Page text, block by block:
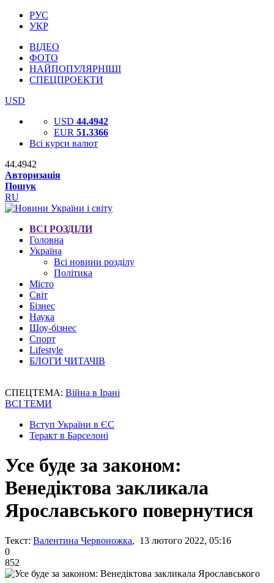
РУС
УКР
ВІДЕО
ФОТО
НАЙПОПУЛЯРНІШІ
СПЕЦПРОЕКТИ
USD
USD 44.4942
EUR 51.3366
Всі курси валют
44.4942
Авторизація
Пошук
RU
ВСІ РОЗДІЛИ
Головна
Україна
Всі новини розділу
Політика
Місто
Світ
Бізнес
Наука
Шоу-бізнес
Спорт
Lifestyle
БЛОГИ ЧИТАЧІВ
СПЕЦТЕМА: Війна в Ірані
ВСІ ТЕМИ
Вступ України в ЄС
Теракт в Барселоні
Усе буде за законом:
Венедіктова закликала
Ярославського повернутися
Текст: Валентина Червоножка, 13 лютого 2022, 05:16
0
852